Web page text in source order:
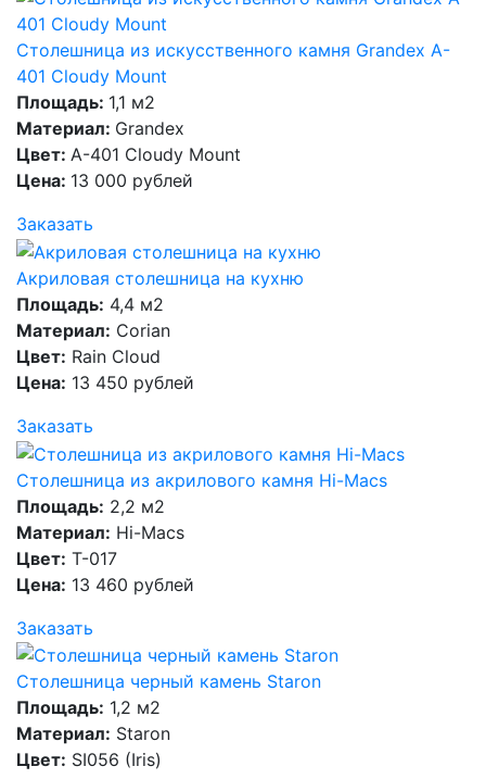
Столешница из искусственного камня Grandex A-
401 Cloudy Mount
Площадь: 1,1 м2
Материал: Grandex
Цвет: A-401 Cloudy Mount
Цена: 13 000 рублей
Заказать
Акриловая столешница на кухню
Площадь: 4,4 м2
Материал: Corian
Цвет: Rain Cloud
Цена: 13 450 рублей
Заказать
Столешница из акрилового камня Hi-Macs
Площадь: 2,2 м2
Материал: Hi-Macs
Цвет: T-017
Цена: 13 460 рублей
Заказать
Столешница черный камень Staron
Площадь: 1,2 м2
Материал: Staron
Цвет: SI056 (Iris)